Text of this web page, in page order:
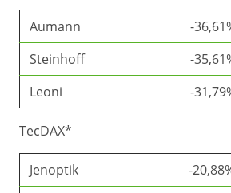
Aumann
-
Steinhoff
-
Leoni
-
TecDAX*
Jenoptik
-